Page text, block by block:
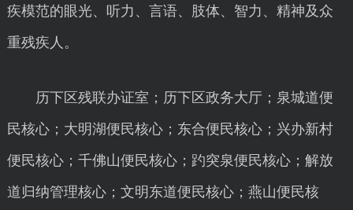
疾模范的眼光、听力、言语、肢体、智力、精神及众
重残疾人。
历下区残联办证室；历下区政务大厅；泉城道便
民核心；大明湖便民核心；东合便民核心；兴办新村
便民核心；千佛山便民核心；趵突泉便民核心；解放
道归纳管理核心；文明东道便民核心；燕山便民核